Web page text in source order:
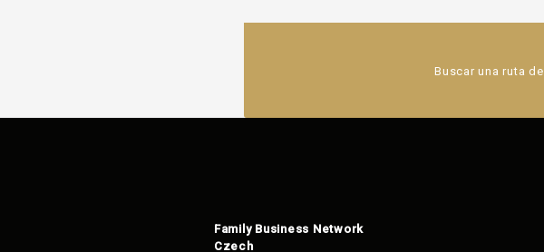
Buscar una ruta de
Family Business Network
Czech